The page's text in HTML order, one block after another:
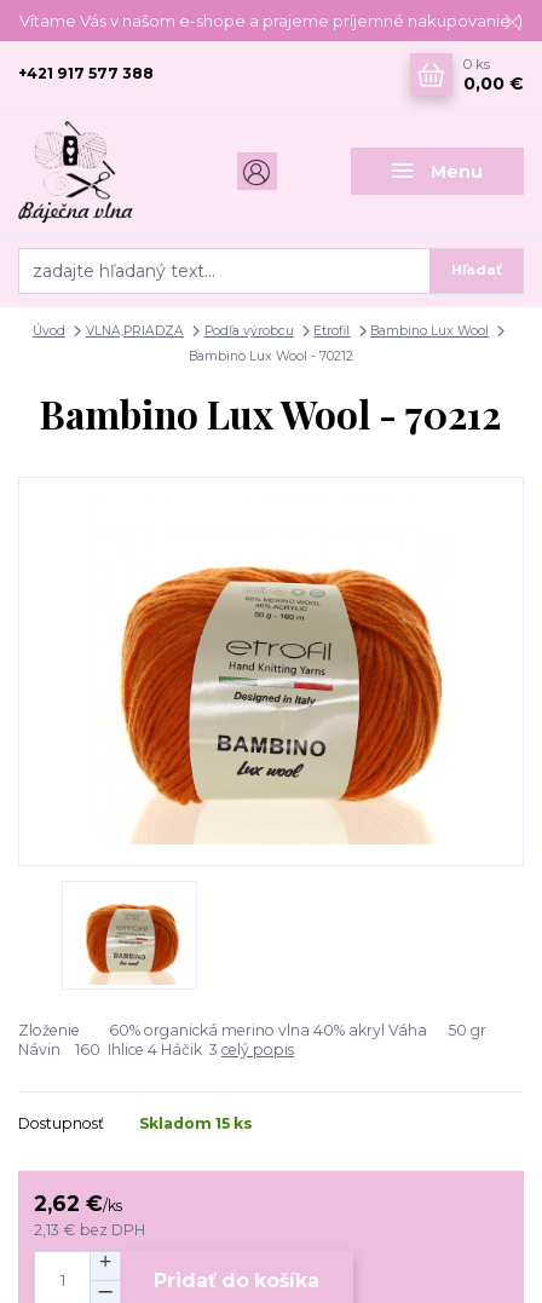
Vítame Vás v našom e-shope a prajeme príjemné nakupovanie :)
Menu
Hľadať
+421 917 577 388
0 ks
0,00 €
Úvod VLNA,PRIADZA Podľa výrobcu Etrofil
Bambino Lux Wool
Bambino Lux Wool - 70212
Bambino Lux Wool - 70212
Zloženie 60% organická merino vlna 40% akryl Váha 50 gr
Návin 160 Ihlice 4 Háčik 3 celý popis
Dostupnosť Skladom 15 ks
2,62 €/ks
2,13 € bez DPH
Pridať do košíka